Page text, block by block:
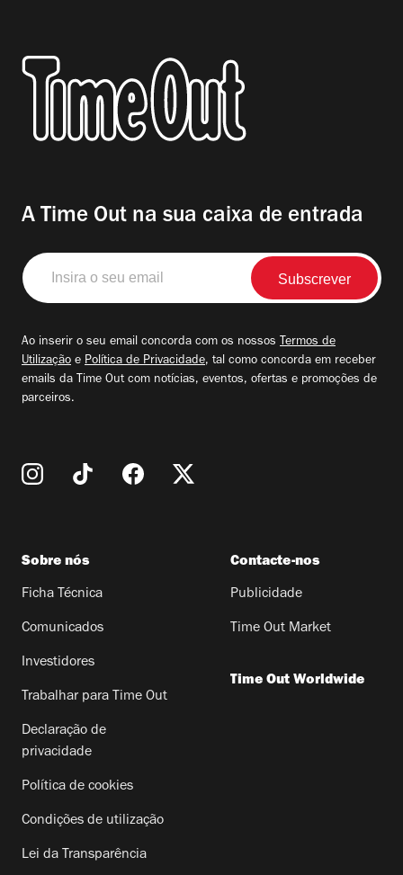
A Time Out na sua caixa de entrada
Insira
o
seu
Ao inserir o seu email concorda com os nossos Termos de
Utilização e Política de Privacidade, tal como concorda em receber
emails da Time Out com notícias, eventos, ofertas e promoções de
parceiros.
Sobre nós
Ficha Técnica
Comunicados
Investidores
Trabalhar para Time Out
Declaração de
privacidade
Política de cookies
Condições de utilização
Lei da Transparência
Contacte-nos
Publicidade
Time Out Market
Time Out Worldwide